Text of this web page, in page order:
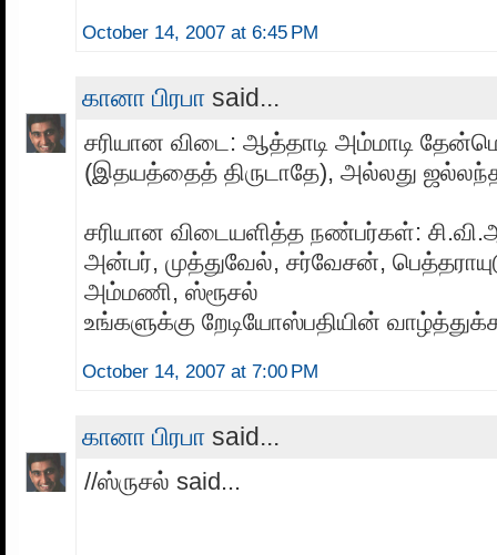
October 14, 2007 at 6:45 PM
கானா பிரபா said...
சரியான விடை: ஆத்தாடி அம்மாடி
(இதயத்தைத் திருடாதே), அல்லது
சரியான விடையளித்த நண்பர்கள்:
அன்பர், முத்துவேல், சர்வேசன்,
அம்மணி, ஸ்ரூசல்
உங்களுக்கு றேடியோஸ்பதியின்
October 14, 2007 at 7:00 PM
கானா பிரபா said...
//ஸ்ருசல் said...